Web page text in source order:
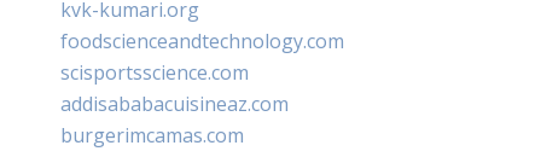
kvk-kumari.org
foodscienceandtechnology.com
scisportsscience.com
addisababacuisineaz.com
burgerimcamas.com